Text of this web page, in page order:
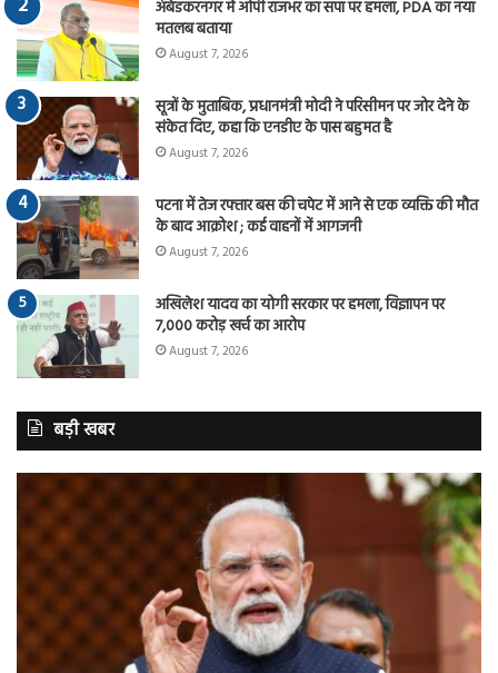
अंबेडकरनगर में ओपी राजभर का सपा पर हमला, PDA का नया
मतलब बताया
August 7, 2026
सूत्रों के मुताबिक, प्रधानमंत्री मोदी ने परिसीमन पर जोर देने के
संकेत दिए, कहा कि एनडीए के पास बहुमत है
August 7, 2026
पटना में तेज रफ्तार बस की चपेट में आने से एक व्यक्ति की मौत
के बाद आक्रोश ; कई वाहनों में आगजनी
August 7, 2026
अखिलेश यादव का योगी सरकार पर हमला, विज्ञापन पर
7,000 करोड़ खर्च का आरोप
August 7, 2026
बड़ी खबर